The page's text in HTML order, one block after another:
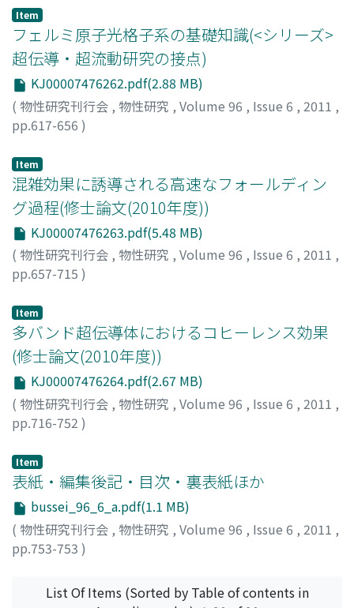
Item
フェルミ原子光格子系の基礎知識(<シリーズ>
超伝導・超流動研究の接点)
KJ00007476262.pdf(2.88 MB)
( 物性研究刊行会 , 物性研究 , Volume 96 , Issue 6 , 2011 ,
pp.617-656 )
Item
混雑効果に誘導される高速なフォールディン
グ過程(修士論文(2010年度))
KJ00007476263.pdf(5.48 MB)
( 物性研究刊行会 , 物性研究 , Volume 96 , Issue 6 , 2011 ,
pp.657-715 )
Item
多バンド超伝導体におけるコヒーレンス効果
(修士論文(2010年度))
KJ00007476264.pdf(2.67 MB)
( 物性研究刊行会 , 物性研究 , Volume 96 , Issue 6 , 2011 ,
pp.716-752 )
Item
表紙・編集後記・目次・裏表紙ほか
bussei_96_6_a.pdf(1.1 MB)
( 物性研究刊行会 , 物性研究 , Volume 96 , Issue 6 , 2011 ,
pp.753-753 )
List Of Items (Sorted by Table of contents in